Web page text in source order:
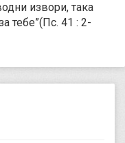
извори, така
тебе”(Пс. 41 : 2-